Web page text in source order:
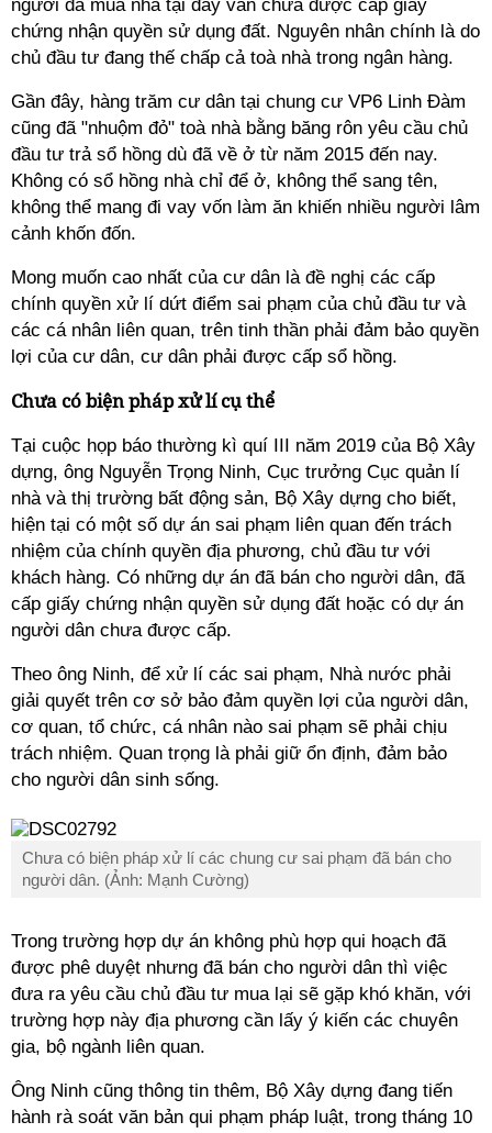
người đã mua nhà tại đây vẫn chưa được cấp giấy
chứng nhận quyền sử dụng đất. Nguyên nhân chính là do
chủ đầu tư đang thế chấp cả toà nhà trong ngân hàng.
Gần đây, hàng trăm cư dân tại chung cư VP6 Linh Đàm
cũng đã "nhuộm đỏ" toà nhà bằng băng rôn yêu cầu chủ
đầu tư trả sổ hồng dù đã về ở từ năm 2015 đến nay.
Không có sổ hồng nhà chỉ để ở, không thể sang tên,
không thể mang đi vay vốn làm ăn khiến nhiều người lâm
cảnh khốn đốn.
Mong muốn cao nhất của cư dân là đề nghị các cấp
chính quyền xử lí dứt điểm sai phạm của chủ đầu tư và
các cá nhân liên quan, trên tinh thần phải đảm bảo quyền
lợi của cư dân, cư dân phải được cấp sổ hồng.
Chưa có biện pháp xử lí cụ thể
Tại cuộc họp báo thường kì quí III năm 2019 của Bộ Xây
dựng, ông Nguyễn Trọng Ninh, Cục trưởng Cục quản lí
nhà và thị trường bất động sản, Bộ Xây dựng cho biết,
hiện tại có một số dự án sai phạm liên quan đến trách
nhiệm của chính quyền địa phương, chủ đầu tư với
khách hàng. Có những dự án đã bán cho người dân, đã
cấp giấy chứng nhận quyền sử dụng đất hoặc có dự án
người dân chưa được cấp.
Theo ông Ninh, để xử lí các sai phạm, Nhà nước phải
giải quyết trên cơ sở bảo đảm quyền lợi của người dân,
cơ quan, tổ chức, cá nhân nào sai phạm sẽ phải chịu
trách nhiệm. Quan trọng là phải giữ ổn định, đảm bảo
cho người dân sinh sống.
Chưa có biện pháp xử lí các chung cư sai phạm đã bán cho
người dân. (Ảnh: Mạnh Cường)
Trong trường hợp dự án không phù hợp qui hoạch đã
được phê duyệt nhưng đã bán cho người dân thì việc
đưa ra yêu cầu chủ đầu tư mua lại sẽ gặp khó khăn, với
trường hợp này địa phương cần lấy ý kiến các chuyên
gia, bộ ngành liên quan.
Ông Ninh cũng thông tin thêm, Bộ Xây dựng đang tiến
hành rà soát văn bản qui phạm pháp luật, trong tháng 10